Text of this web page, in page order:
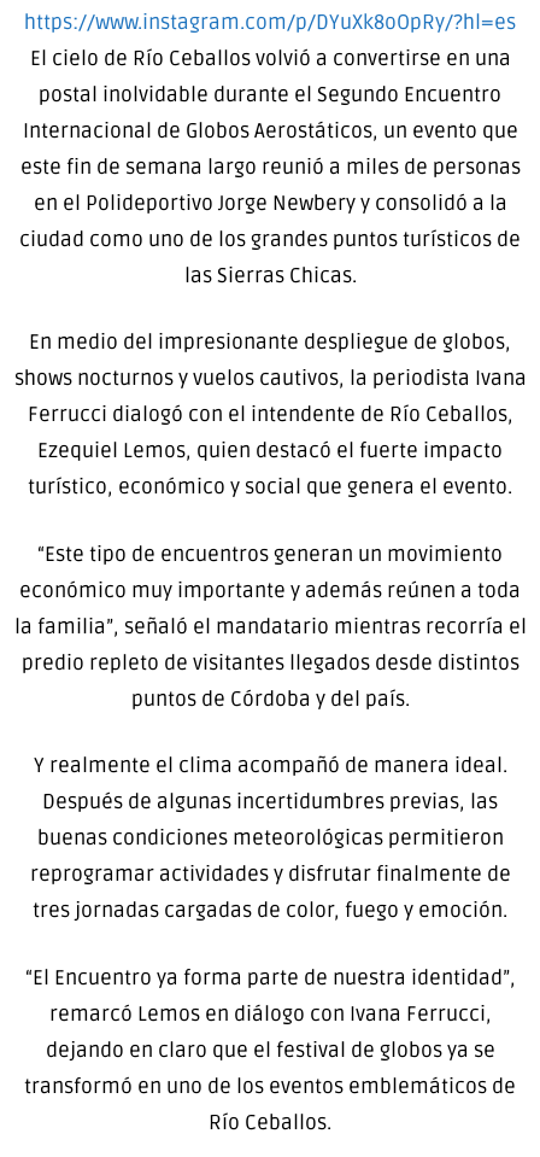
https://www.instagram.com/p/DYuXk8oOpRy/?hl=es
El cielo de Río Ceballos volvió a convertirse en una
postal inolvidable durante el Segundo Encuentro
Internacional de Globos Aerostáticos, un evento que
este fin de semana largo reunió a miles de personas
en el Polideportivo Jorge Newbery y consolidó a la
ciudad como uno de los grandes puntos turísticos de
las Sierras Chicas.
En medio del impresionante despliegue de globos,
shows nocturnos y vuelos cautivos, la periodista Ivana
Ferrucci dialogó con el intendente de Río Ceballos,
Ezequiel Lemos, quien destacó el fuerte impacto
turístico, económico y social que genera el evento.
“Este tipo de encuentros generan un movimiento
económico muy importante y además reúnen a toda
la familia”, señaló el mandatario mientras recorría el
predio repleto de visitantes llegados desde distintos
puntos de Córdoba y del país.
Y realmente el clima acompañó de manera ideal.
Después de algunas incertidumbres previas, las
buenas condiciones meteorológicas permitieron
reprogramar actividades y disfrutar finalmente de
tres jornadas cargadas de color, fuego y emoción.
“El Encuentro ya forma parte de nuestra identidad”,
remarcó Lemos en diálogo con Ivana Ferrucci,
dejando en claro que el festival de globos ya se
transformó en uno de los eventos emblemáticos de
Río Ceballos.